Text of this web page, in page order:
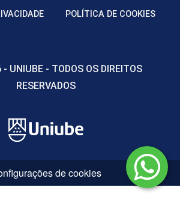
POLÍTICA DE COOKIES
UNIUBE - TODOS OS DIREITOS
RESERVADOS
de cookies